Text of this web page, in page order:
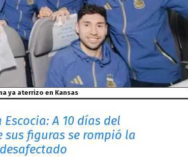
ya aterrizo en Kansas
A 10 días del
sus figuras se rompió la